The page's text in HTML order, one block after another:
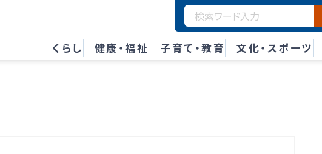
くらし 健康・福祉 子育て・教育 文化・スポーツ